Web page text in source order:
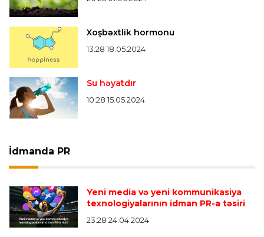
Xoşbəxtlik hormonu
13:28 18.05.2024
Su həyatdır
10:28 15.05.2024
İdmanda PR
Yeni media və yeni kommunikasiya
texnologiyalarının idman PR-a təsiri
23:28 24.04.2024